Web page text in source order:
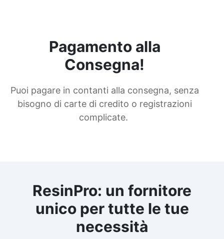
Pagamento alla
Consegna!
Puoi pagare in contanti alla consegna, senza
bisogno di carte di credito o registrazioni
complicate.
ResinPro: un fornitore
unico per tutte le tue
necessità